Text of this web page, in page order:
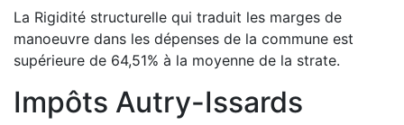
La Rigidité structurelle qui traduit les marges de
manoeuvre dans les dépenses de la commune est
supérieure de 64,51% à la moyenne de la strate.
Impôts Autry-Issards